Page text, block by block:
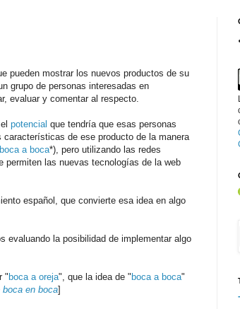
pueden mostrar los nuevos productos de su
grupo de personas interesadas en
evaluar y comentar al respecto.
potencial que tendría que esas personas
características de ese producto de la manera
boca a boca*), pero utilizando las redes
permiten las nuevas tecnologías de la web
español, que convierte esa idea en algo
evaluando la posibilidad de implementar algo
"boca a oreja", que la idea de "boca a boca"
boca en boca]